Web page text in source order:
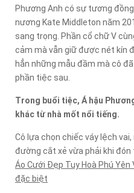
Phương Anh có sự tương
nương Kate Middleton năm
sang trọng. Phần cổ chữ V
cảm mà vẫn giữ được nét kín
hẳn những mẫu đầm mà cô
phần tiệc sau.
Trong buổi tiệc, Á hậu
khác từ nhà mốt nổi tiếng.
Cô lựa chọn chiếc váy lệch
đường cắt xẻ vừa phải khi đón
Áo Cưới Đẹp Tuy Hoà Phú
đặc biệt